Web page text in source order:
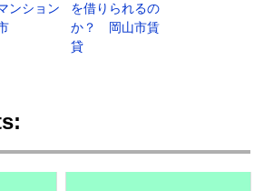
ンション
を借りられるの
か？ 岡山市賃
貸